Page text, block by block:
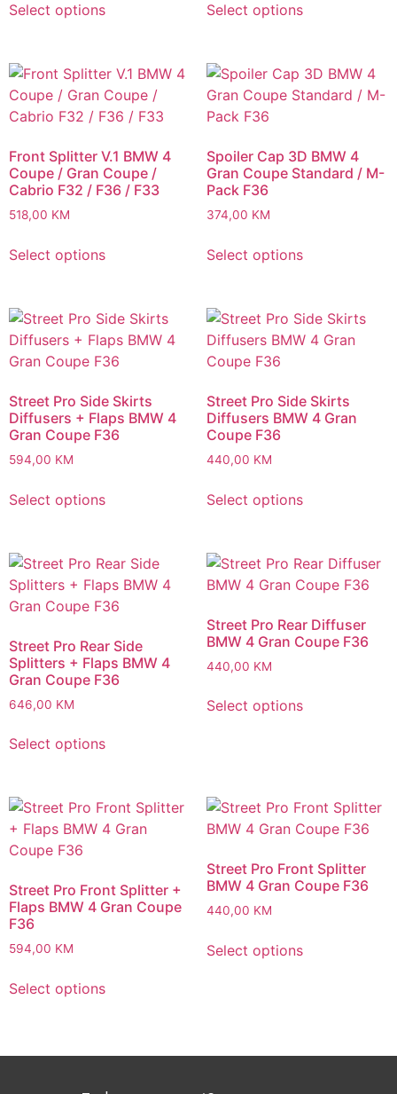
Select options Select options
Front Splitter V.1 BMW 4
Coupe / Gran Coupe /
Cabrio F32 / F36 / F33
518,00 KM
Select options
Spoiler Cap 3D BMW 4
Gran Coupe Standard / M-
Pack F36
374,00 KM
Select options
Street Pro Side Skirts
Diffusers + Flaps BMW 4
Gran Coupe F36
594,00 KM
Select options
Street Pro Side Skirts
Diffusers BMW 4 Gran
Coupe F36
440,00 KM
Select options
Street Pro Rear Side
Splitters + Flaps BMW 4
Gran Coupe F36
646,00 KM
Select options
Street Pro Rear Diffuser
BMW 4 Gran Coupe F36
440,00 KM
Select options
Street Pro Front Splitter +
Flaps BMW 4 Gran Coupe
F36
594,00 KM
Select options
Street Pro Front Splitter
BMW 4 Gran Coupe F36
440,00 KM
Select options